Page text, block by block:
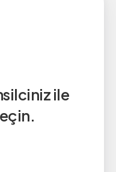
ile